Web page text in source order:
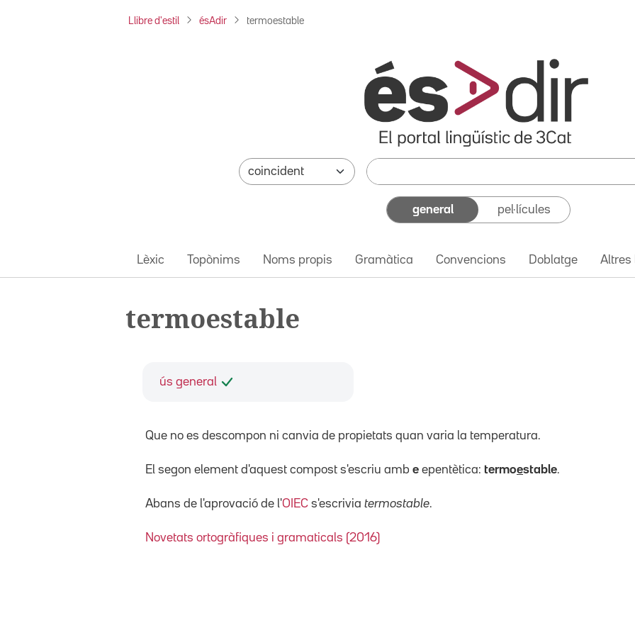
Llibre d'estil ésAdir termoestable
general pel·lícules
Lèxic Topònims Noms propis Gramàtica Convencions Doblatge Altres
termoestable
ús general
Que no es descompon ni canvia de propietats quan varia la temperatura.
El segon element d'aquest compost s'escriu amb e epentètica: termoestable.
Abans de l'aprovació de l'OIEC s'escrivia termostable.
Novetats ortogràfiques i gramaticals (2016)